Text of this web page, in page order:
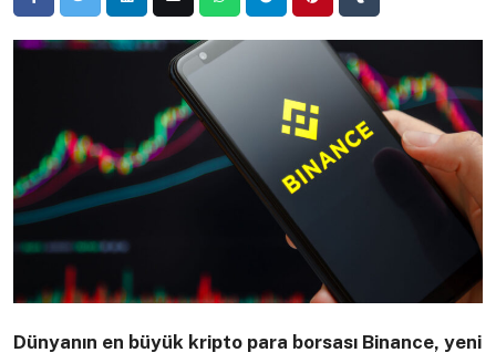
Dünyanın en büyük kripto para borsası Binance, yeni